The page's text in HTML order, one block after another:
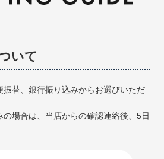
いて
振替、銀行振り込みからお選びいただ
場合は、当店からの確認連絡後、5日